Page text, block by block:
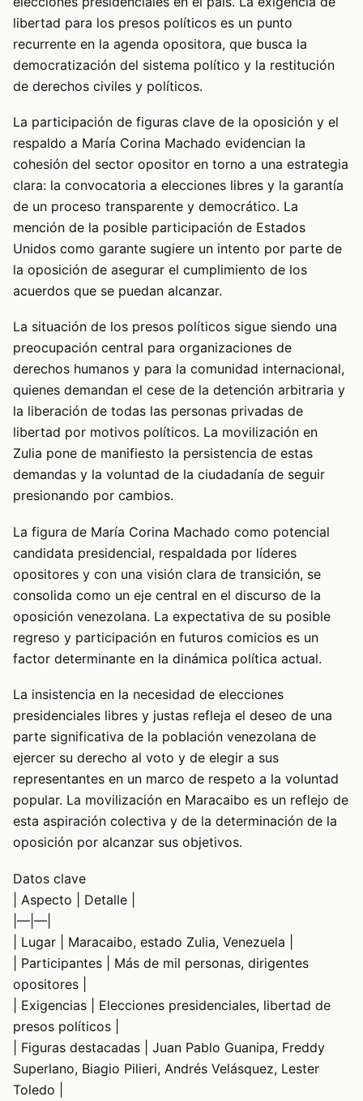
libertad para los presos políticos es un punto
recurrente en la agenda opositora, que busca la
democratización del sistema político y la restitución
de derechos civiles y políticos.
La participación de figuras clave de la oposición y el
respaldo a María Corina Machado evidencian la
cohesión del sector opositor en torno a una estrategia
clara: la convocatoria a elecciones libres y la garantía
de un proceso transparente y democrático. La
mención de la posible participación de Estados
Unidos como garante sugiere un intento por parte de
la oposición de asegurar el cumplimiento de los
acuerdos que se puedan alcanzar.
La situación de los presos políticos sigue siendo una
preocupación central para organizaciones de
derechos humanos y para la comunidad internacional,
quienes demandan el cese de la detención arbitraria y
la liberación de todas las personas privadas de
libertad por motivos políticos. La movilización en
Zulia pone de manifiesto la persistencia de estas
demandas y la voluntad de la ciudadanía de seguir
presionando por cambios.
La figura de María Corina Machado como potencial
candidata presidencial, respaldada por líderes
opositores y con una visión clara de transición, se
consolida como un eje central en el discurso de la
oposición venezolana. La expectativa de su posible
regreso y participación en futuros comicios es un
factor determinante en la dinámica política actual.
La insistencia en la necesidad de elecciones
presidenciales libres y justas refleja el deseo de una
parte significativa de la población venezolana de
ejercer su derecho al voto y de elegir a sus
representantes en un marco de respeto a la voluntad
popular. La movilización en Maracaibo es un reflejo de
esta aspiración colectiva y de la determinación de la
oposición por alcanzar sus objetivos.
Datos clave
| Aspecto | Detalle |
|—|—|
| Lugar | Maracaibo, estado Zulia, Venezuela |
| Participantes | Más de mil personas, dirigentes
opositores |
| Exigencias | Elecciones presidenciales, libertad de
presos políticos |
| Figuras destacadas | Juan Pablo Guanipa, Freddy
Superlano, Biagio Pilieri, Andrés Velásquez, Lester
Toledo |